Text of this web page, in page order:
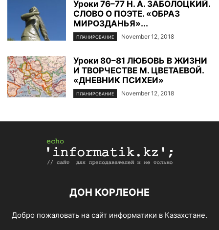
Уроки 76–77 Н. А. ЗАБОЛОЦКИЙ.
СЛОВО О ПОЭТЕ. «ОБРАЗ
МИРОЗДАНЬЯ»...
ПЛАНИРОВАНИЕ November 12, 2018
Уроки 80–81 ЛЮБОВЬ В ЖИЗНИ
И ТВОРЧЕСТВЕ М. ЦВЕТАЕВОЙ.
«ДНЕВНИК ПСИХЕИ»
ПЛАНИРОВАНИЕ November 12, 2018
ДОН КОРЛЕОНЕ
Добро пожаловать на сайт информатики в Казахстане.